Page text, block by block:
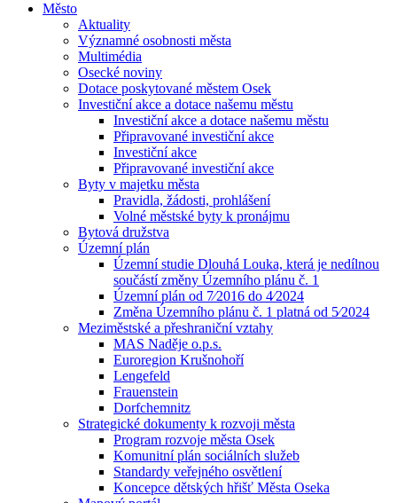
Město
Aktuality
Významné osobnosti města
Multimédia
Osecké noviny
Dotace poskytované městem Osek
Investiční akce a dotace našemu městu
Investiční akce a dotace našemu městu
Připravované investiční akce
Investiční akce
Připravované investiční akce
Byty v majetku města
Pravidla, žádosti, prohlášení
Volné městské byty k pronájmu
Bytová družstva
Územní plán
Územní studie Dlouhá Louka, která je nedílnou
součástí změny Územního plánu č. 1
Územní plán od 7⁄2016 do 4⁄2024
Změna Územního plánu č. 1 platná od 5⁄2024
Meziměstské a přeshraniční vztahy
MAS Naděje o.p.s.
Euroregion Krušnohoří
Lengefeld
Frauenstein
Dorfchemnitz
Strategické dokumenty k rozvoji města
Program rozvoje města Osek
Komunitní plán sociálních služeb
Standardy veřejného osvětlení
Koncepce dětských hřišť Města Oseka